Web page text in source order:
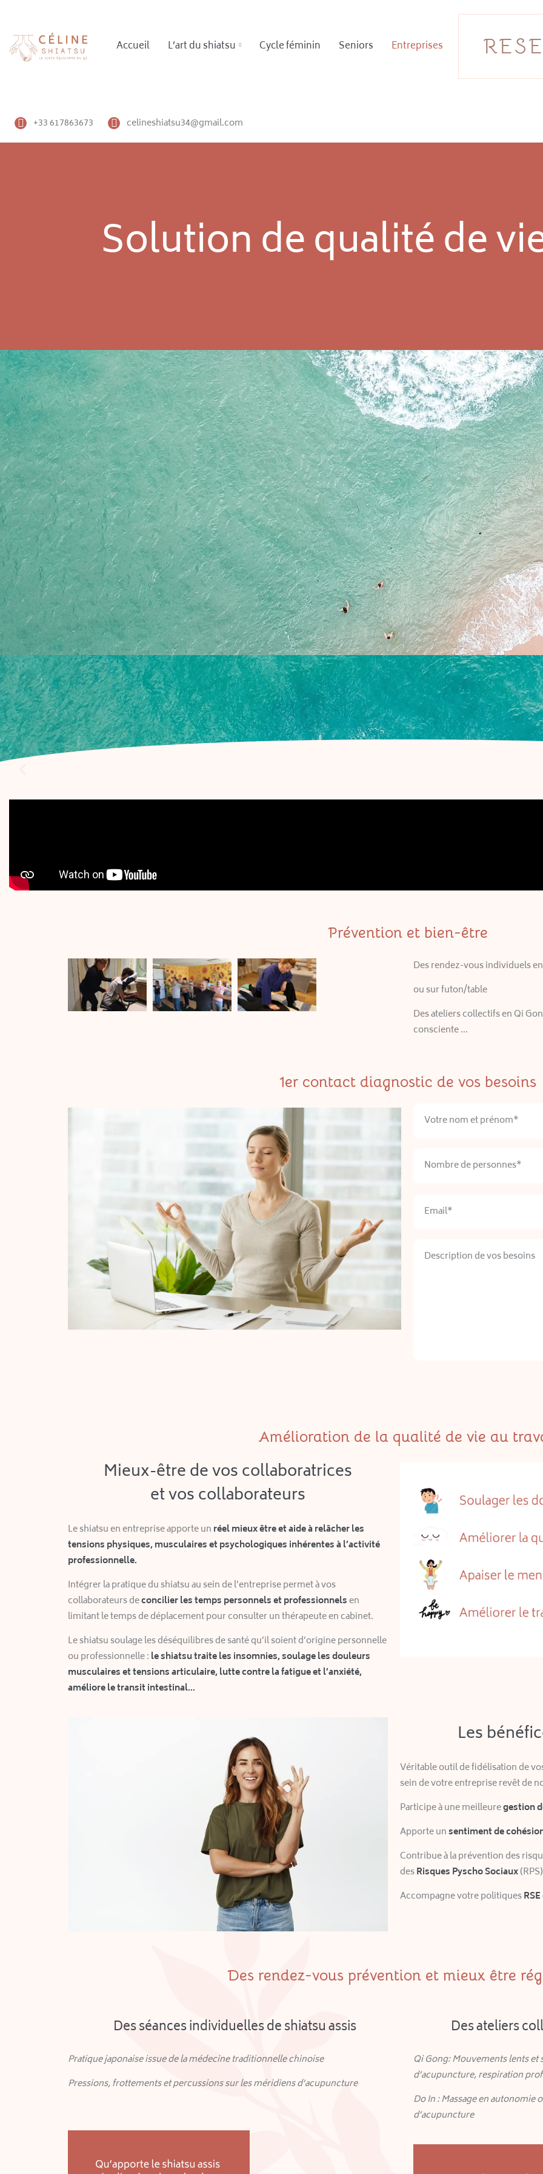
Accueil L’art du shiatsu Cycle féminin Seniors Entreprises
+33 617863673 celineshiatsu34@gmail.com
Solution de qualité de
Prévention et bien-être
Des rendez-vous individuels
ou sur futon/table
Des ateliers collectifs en Qi
consciente …
1er contact diagnostic de vos besoins
Amélioration de la qualité de vie au
Mieux-être de vos collaboratrices
et vos collaborateurs
Le shiatsu en entreprise apporte un réel mieux être et aide à relâcher les
tensions physiques, musculaires et psychologiques inhérentes à l’activité
professionnelle.
Intégrer la pratique du shiatsu au sein de l’entreprise permet à vos
collaborateurs deconcilier les temps personnels et professionnels en
limitant le temps de déplacement pour consulter un thérapeute en cabinet.
Le shiatsu soulageles déséquilibres de santé qu’il soient d’origine personnelle
ou professionnelle: le shiatsu traite les insomnies, soulage les douleurs
musculaires et tensions articulaire, lutte contre la fatigue et l’anxiété,
améliore le transit intestinal…
Les
Véritable outil de fidélisation de
sein de votre entreprise revêt de
Participe à une meilleuregestion
Apporte unsentiment de
Contribue à la prévention des
desRisques Pyscho Sociaux
Accompagne votre politiques
Des rendez-vous prévention et mieux être
Des séances individuelles de shiatsu assis
Pratique japonaise issue de la médecine traditionnelle chinoise
Pressions, frottements et percussionssur les méridiens d’acupuncture
Des ateliers
Qi Gong: Mouvements lents
d’acupuncture, respiration
Do In : Massage en
d’acupuncture